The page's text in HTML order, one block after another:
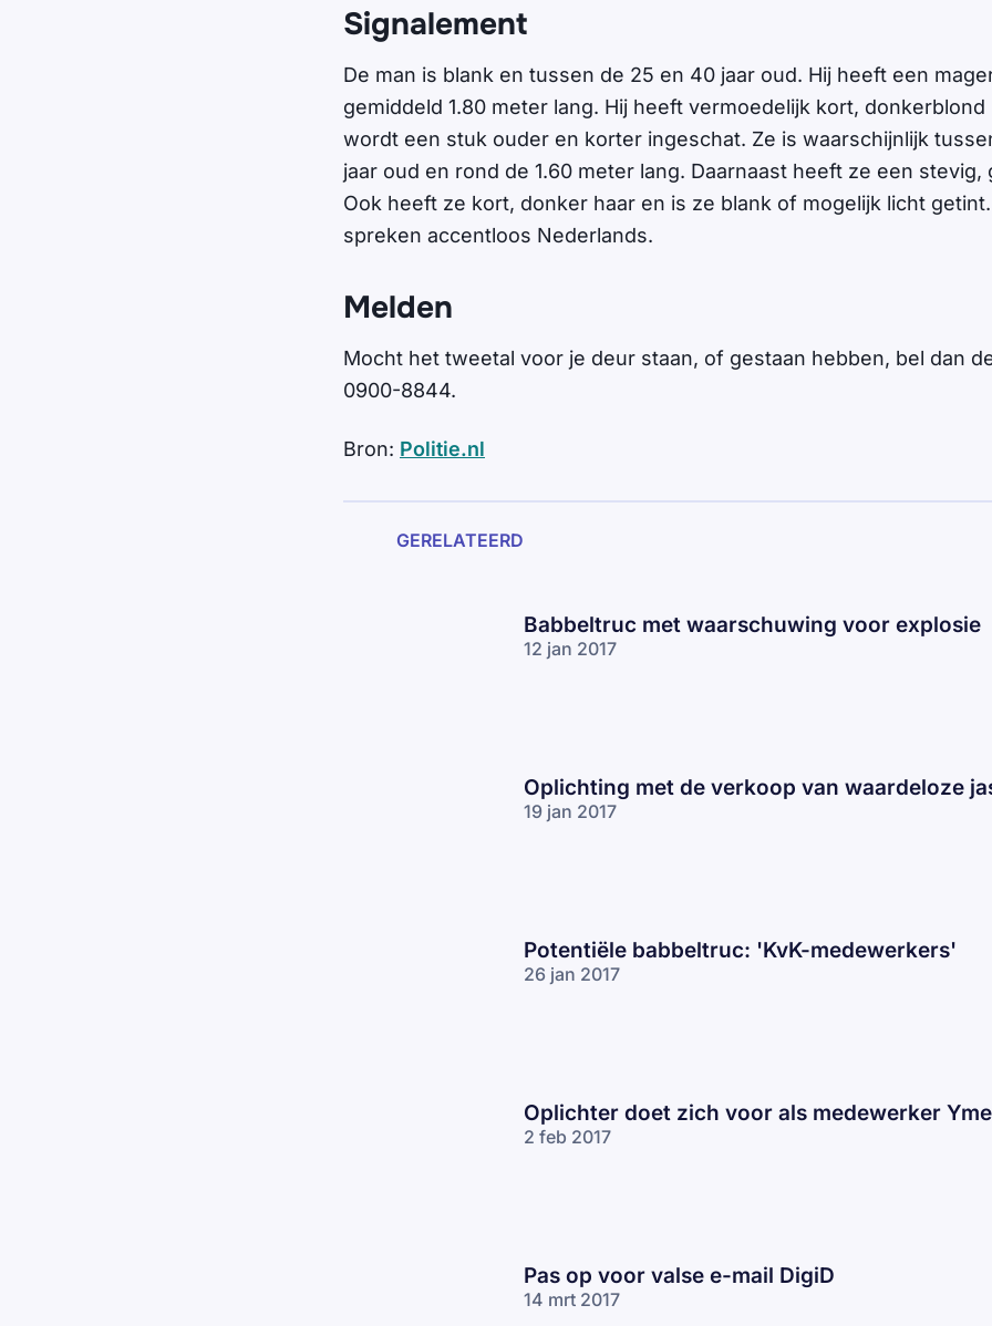
Signalement
De man is blank en tussen de 25 en 40 jaar oud. Hij heeft een
gemiddeld 1.80 meter lang. Hij heeft vermoedelijk kort, donkerblond
wordt een stuk ouder en korter ingeschat. Ze is waarschijnlijk
jaar oud en rond de 1.60 meter lang. Daarnaast heeft ze een stevig,
Ook heeft ze kort, donker haar en is ze blank of mogelijk licht
spreken accentloos Nederlands.
Melden
Mocht het tweetal voor je deur staan, of gestaan hebben, bel dan
0900-8844.
Bron: Politie.nl
GERELATEERD
Babbeltruc met waarschuwing voor explosie
12 jan 2017
Oplichting met de verkoop van waardeloze
19 jan 2017
Potentiële babbeltruc: 'KvK-medewerkers'
26 jan 2017
Oplichter doet zich voor als medewerker
2 feb 2017
Pas op voor valse e-mail DigiD
14 mrt 2017